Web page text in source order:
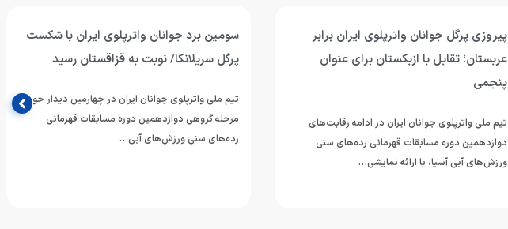
سومین برد جوانان واترپلوی ایران با شکست
پرگل سریلانکا/ نوبت به قزاقستان رسید
مرحله گروهی دوازدهمین دوره مسابقات قهرمانی
رده‌های سنی ورزش‌های آبی…
واترپلوی جوانان ایران از سد میزبان گذشت/
پیروزی ارزشمند برابر تایلند؛ چشم به نبرد با
تیم ملی واترپلوی جوانان ایران در دومین دیدار خود از
رقابت‌های دوازدهمین دوره مسابقات رده‌های سنی